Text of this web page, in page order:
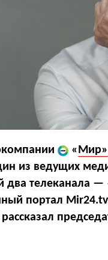
«Мир»
из ведущих
два телеканала
портал